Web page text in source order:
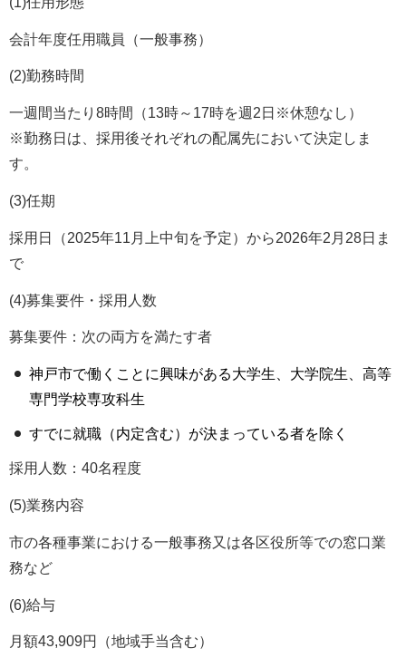
会計年度任用職員（一般事務）
(2)勤務時間
一週間当たり8時間（13時～17時を週2日※休憩なし）
※勤務日は、採用後それぞれの配属先において決定しま
す。
(3)任期
採用日（2025年11月上中旬を予定）から2026年2月28日ま
で
(4)募集要件・採用人数
募集要件：次の両方を満たす者
神戸市で働くことに興味がある大学生、大学院生、高等
専門学校専攻科生
すでに就職（内定含む）が決まっている者を除く
採用人数：40名程度
(5)業務内容
市の各種事業における一般事務又は各区役所等での窓口業
務など
(6)給与
月額43,909円（地域手当含む）